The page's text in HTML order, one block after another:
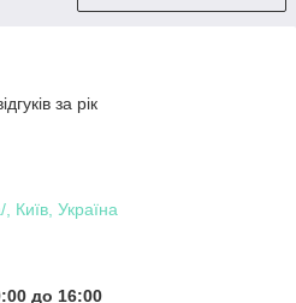
за рік
Київ, Україна
до 16:00